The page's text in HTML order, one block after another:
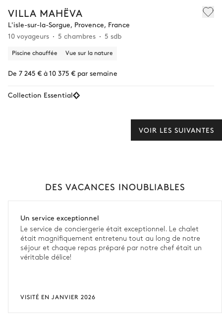
VILLA MAHËVA
L'isle-sur-la-Sorgue, Provence, France
10 voyageurs
5 chambres 5 sdb
Piscine chauffée Vue sur la nature
De 7 245 € à 10 375 € par semaine
Collection Essential
VOIR LES SUIVANTES
DES VACANCES INOUBLIABLES
Un service exceptionnel
Le service de conciergerie était exceptionnel. Le chalet
était magnifiquement entretenu tout au long de notre
séjour et chaque repas préparé par notre chef était un
véritable délice!
VISITÉ EN JANVIER 2026